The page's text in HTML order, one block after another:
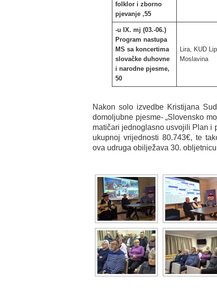
folklor i zborno
pjevanje ,55
-u IX. mj (03.-06.)
Program nastupa
MS sa koncertima
slovačke duhovne
i narodne pjesme,
50
Lira, KUD
Moslavina
Nakon solo izvedbe Kristijana
domoljubne pjesme- „Slovensko
matičari jednoglasno usvojili Plan i
ukupnoj vrijednosti 80.743€, te
ova udruga obilježava 30.